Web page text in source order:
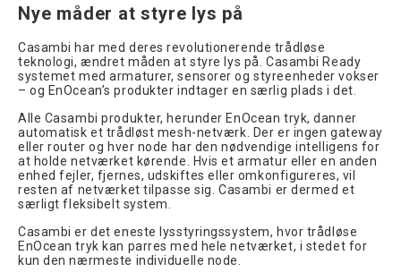
Nye måder at styre lys på
Casambi har med deres revolutionerende trådløse
teknologi, ændret måden at styre lys på. Casambi Ready
systemet med armaturer, sensorer og styreenheder vokser
– og EnOcean’s produkter indtager en særlig plads i det.
Alle Casambi produkter, herunder EnOcean tryk, danner
automatisk et trådløst mesh-netværk. Der er ingen gateway
eller router og hver node har den nødvendige intelligens for
at holde netværket kørende. Hvis et armatur eller en anden
enhed fejler, fjernes, udskiftes eller omkonfigureres, vil
resten af netværket tilpasse sig. Casambi er dermed et
særligt fleksibelt system.
Casambi er det eneste lysstyringssystem, hvor trådløse
EnOcean tryk kan parres med hele netværket, i stedet for
kun den nærmeste individuelle node.